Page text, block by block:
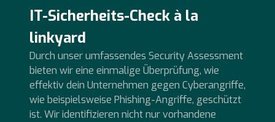
IT-Sicherheits-Check à la
linkyard
Durch unser umfassendes Security Assessment
bieten wir eine einmalige Überprüfung, wie
effektiv dein Unternehmen gegen Cyberangriffe,
wie beispielsweise Phishing-Angriffe, geschützt
ist. Wir identifizieren nicht nur vorhandene